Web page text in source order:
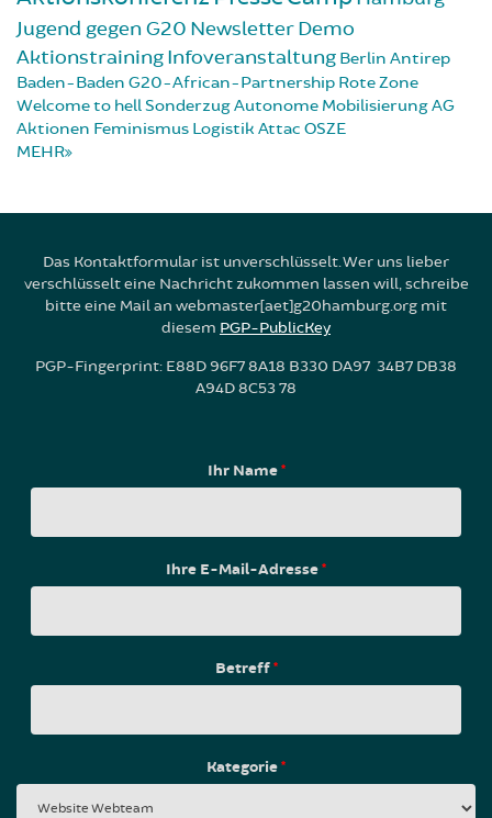
Jugend gegen G20 NewsletterDemo
AktionstrainingInfoveranstaltung Berlin Antirep
Baden-Baden G20-African-Partnership Rote Zone
Welcome to hellSonderzugAutonome MobilisierungAG
Aktionen Feminismus Logistik Attac OSZE
MEHR
Das Kontaktformular ist unverschlüsselt. Wer uns lieber
verschlüsselt eine Nachricht zukommen lassen will, schreibe
bitte eine Mail an webmaster[aet]g20hamburg.org mit
diesem PGP-PublicKey
PGP-Fingerprint: E88D 96F7 8A18 B330 DA97 34B7 DB38
A94D 8C53 78
Ihr Name*
Ihre E-Mail-Adresse*
Betreff*
Kategorie*